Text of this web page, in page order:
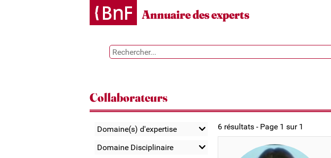
Annuaire des experts
Collaborateurs
Domaine(s) d'expertise
Domaine Disciplinaire
6 résultats - Page 1 sur 1